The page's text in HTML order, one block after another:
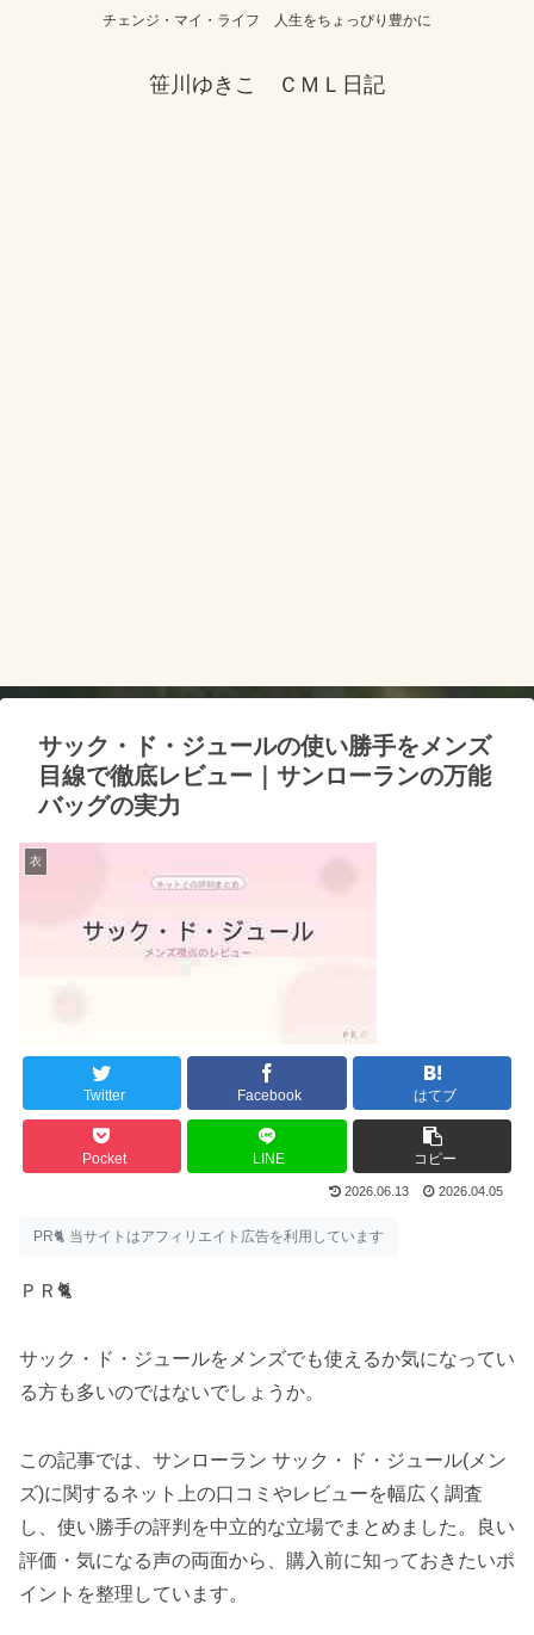
チェンジ・マイ・ライフ 人生をちょっぴり豊かに
笹川ゆきこ ＣＭＬ日記
サック・ド・ジュールの使い勝手をメンズ
目線で徹底レビュー｜サンローランの万能
バッグの実力
衣
Twitter Facebook はてブ
Pocket LINE コピー
2026.06.13 2026.04.05
PR🐈 当サイトはアフィリエイト広告を利用しています
ＰＲ🐈
サック・ド・ジュールをメンズでも使えるか気になってい
る方も多いのではないでしょうか。
この記事では、サンローラン サック・ド・ジュール(メン
ズ)に関するネット上の口コミやレビューを幅広く調査
し、使い勝手の評判を中立的な立場でまとめました。良い
評価・気になる声の両面から、購入前に知っておきたいポ
イントを整理しています。